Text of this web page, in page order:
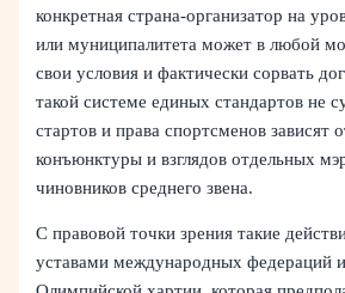
конкретная страна-организатор на
или муниципалитета может в любой
свои условия и фактически сорвать
такой системе единых стандартов не
стартов и права спортсменов зависят
конъюнктуры и взглядов отдельных
чиновников среднего звена.
С правовой точки зрения такие
уставами международных федераций